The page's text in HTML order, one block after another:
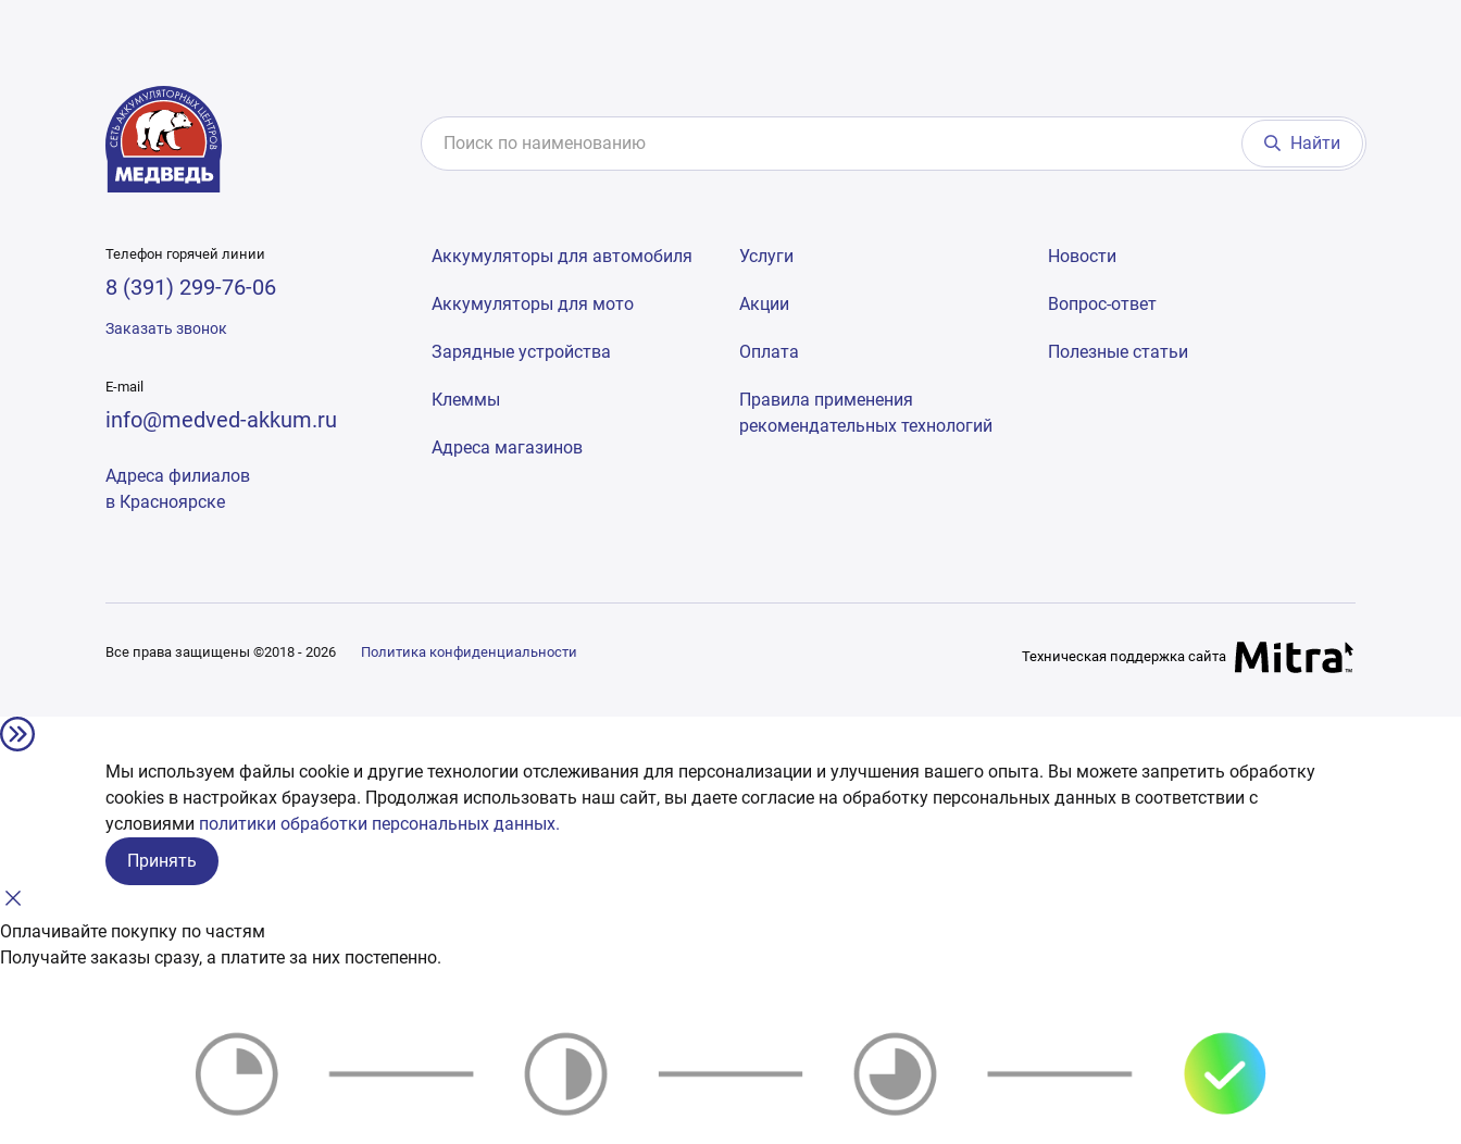
Найти
Телефон горячей линии
8 (391) 299-76-06
Заказать звонок
E-mail
info@medved-akkum.ru
Адреса филиалов
в Красноярске
Аккумуляторы для автомобиля
Аккумуляторы для мото
Зарядные устройства
Клеммы
Адреса магазинов
Услуги
Акции
Оплата
Правила применения
рекомендательных технологий
Новости
Вопрос-ответ
Полезные статьи
Все права защищены ©2018 - 2026 Политика конфиденциальности Техническая поддержка сайта
Мы используем файлы cookie и другие технологии отслеживания для персонализации и улучшения вашего опыта. Вы можете запретить обработку
сookies в настройках браузера. Продолжая использовать наш сайт, вы даете согласие на обработку персональных данных в соответствии с
условиями политики обработки персональных данных.
Принять
Оплачивайте покупку по частям
Получайте заказы сразу, а платите за них постепенно.